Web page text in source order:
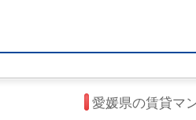
愛媛県の賃貸マ